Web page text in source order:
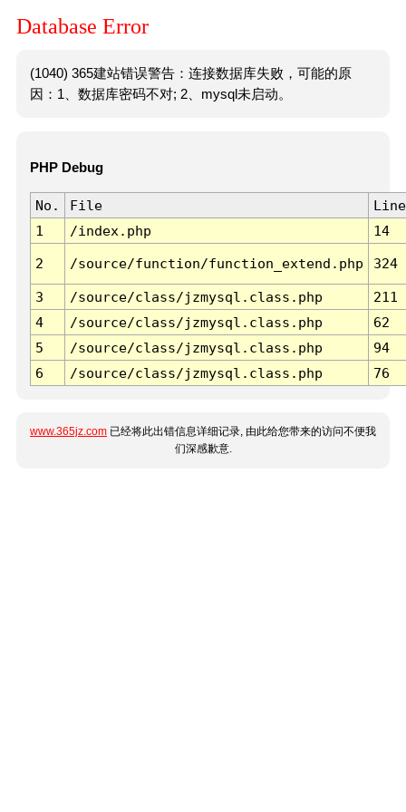
Database Error
(1040) 365建站错误警告：连接数据库失败，可能的原
因：1、数据库密码不对; 2、mysql未启动。
PHP Debug
No. File
Line
1
/index.php 14
2 /source/function/function_extend.php 324
3 /source/class/jzmysql.class.php
211
4
/source/class/jzmysql.class.php
62
5
/source/class/jzmysql.class.php
94
6
/source/class/jzmysql.class.php 76
www.365jz.com 已经将此出错信息详细记录, 由此给您带来的访问不便我
们深感歉意.